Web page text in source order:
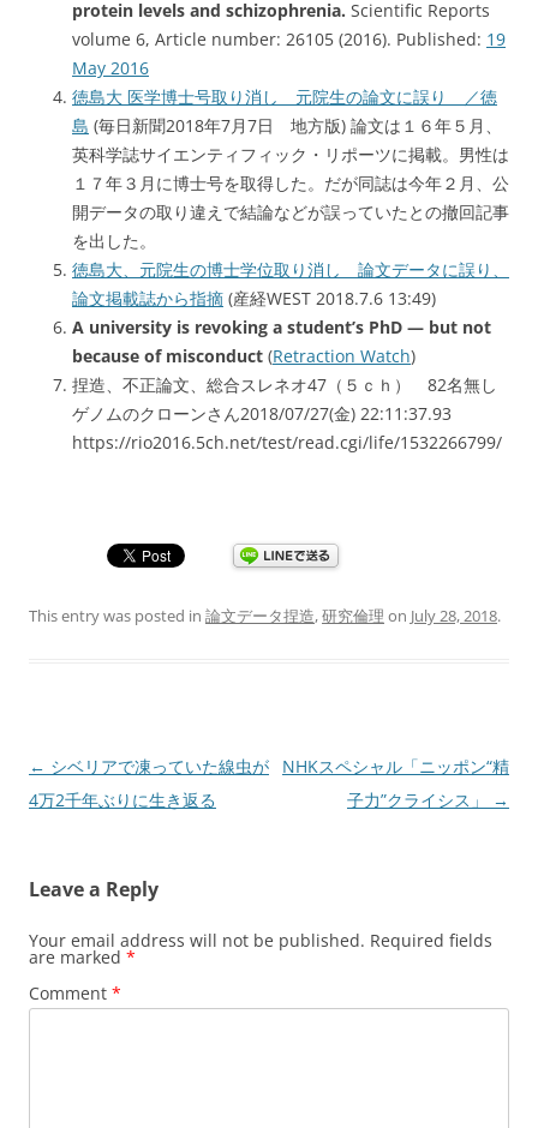
protein levels and schizophrenia. Scientific Reports
volume 6, Article number: 26105 (2016). Published: 19
May 2016
徳島大 医学博士号取り消し 元院生の論文に誤り ／徳
島 (毎日新聞2018年7月7日 地方版) 論文は１６年５月、
英科学誌サイエンティフィック・リポーツに掲載。男性は
１７年３月に博士号を取得した。だが同誌は今年２月、公
開データの取り違えで結論などが誤っていたとの撤回記事
を出した。
徳島大、元院生の博士学位取り消し 論文データに誤り、
論文掲載誌から指摘 (産経WEST 2018.7.6 13:49)
A university is revoking a student’s PhD — but not
because of misconduct (Retraction Watch)
捏造、不正論文、総合スレネオ47（５ｃｈ） 82名無し
ゲノムのクローンさん2018/07/27(金) 22:11:37.93
https://rio2016.5ch.net/test/read.cgi/life/1532266799/
This entry was posted in 論文データ捏造,研究倫理 on July 28, 2018.
Post
navigation
← シベリアで凍っていた線虫が
4万2千年ぶりに生き返る
NHKスペシャル「ニッポン“精
子力”クライシス」
→
Leave a Reply
Your email address will not be published. Required fields
are marked *
Comment *